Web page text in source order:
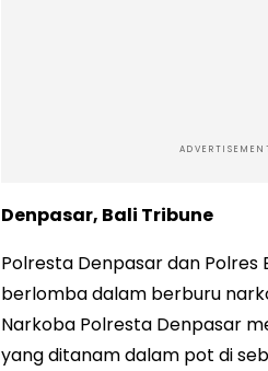
Denpasar, Bali Tribune
Polresta Denpasar dan Polres
berlomba dalam berburu
Narkoba Polresta Denpasar
yang ditanam dalam pot di